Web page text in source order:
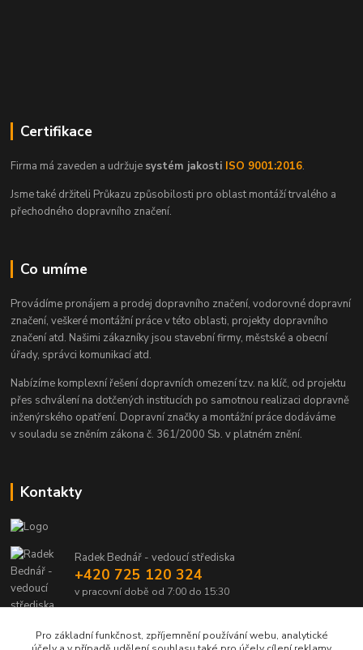
Certifikace
Firma má zaveden a udržuje systém jakosti ISO 9001:2016.
Jsme také držiteli Průkazu způsobilosti pro oblast montáží trvalého a
přechodného dopravního značení.
Co umíme
Provádíme pronájem a prodej dopravního značení, vodorovné dopravní
značení, veškeré montážní práce v této oblasti, projekty dopravního
značení atd. Našimi zákazníky jsou stavební firmy, městské a obecní
úřady, správci komunikací atd.
Nabízíme komplexní řešení dopravních omezení tzv. na klíč, od projektu
přes schválení na dotčených institucích po samotnou realizaci dopravně
inženýrského opatření. Dopravní značky a montážní práce dodáváme
v souladu se zněním zákona č. 361/2000 Sb. v platném znění.
Kontakty
Radek Bednář - vedoucí střediska
+420 725 120 324
v pracovní době od 7:00 do 15:30
Pro základní funkčnost, zpříjemnění používání webu, analytické